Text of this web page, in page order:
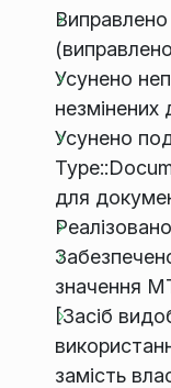
Усунено
незмінених
Усунено
для
значення
[Засіб
замість